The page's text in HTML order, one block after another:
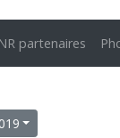
partenaires